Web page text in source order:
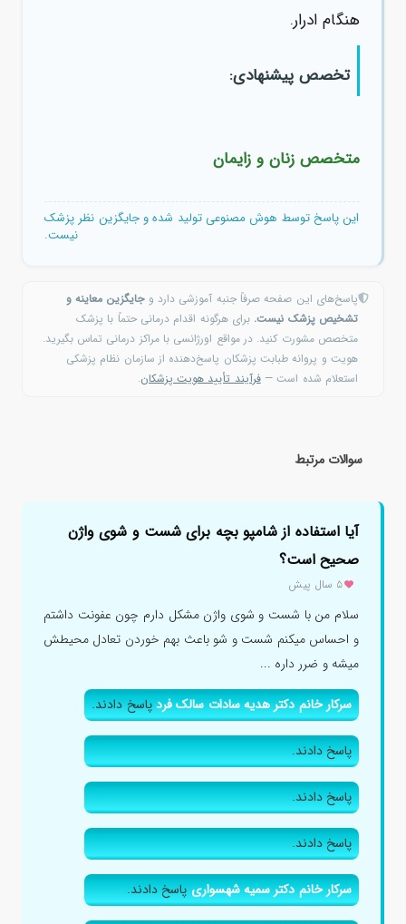
هنگام ادرار.
تخصص پیشنهادی:
متخصص زنان و زایمان
این پاسخ توسط هوش مصنوعی تولید شده و جایگزین نظر پزشک
نیست.
پاسخ‌های این صفحه صرفاً جنبه آموزشی دارد وجایگزین معاینه و
تشخیص پزشک نیست. برای هرگونه اقدام درمانی حتماً با پزشک
متخصص مشورت کنید. در مواقع اورژانسی با مراکز درمانی تماس بگیرید.
هویت و پروانه طبابت پزشکان پاسخ‌دهنده از سازمان نظام پزشکی
استعلام شده است —فرآیند تأیید هویت پزشکان.
سوالات مرتبط
آیا استفاده از شامپو بچه برای شست و شوی واژن
صحیح است؟
۵ سال پیش
سلام من با شست و شوی واژن مشکل دارم چون عفونت داشتم
و احساس میکنم شست و شو باعث بهم خوردن تعادل محیطش
میشه و ضرر داره ...
سرکار خانم دکتر هدیه سادات سالک فردپاسخ دادند.
پاسخ دادند.
پاسخ دادند.
پاسخ دادند.
سرکار خانم دکتر سمیه شهسواریپاسخ دادند.